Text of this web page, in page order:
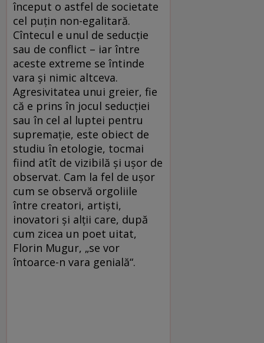
început o astfel de societate
cel puțin non-egalitară.
Cîntecul e unul de seducție
sau de conflict – iar între
aceste extreme se întinde
vara și nimic altceva.
Agresivitatea unui greier, fie
că e prins în jocul seducției
sau în cel al luptei pentru
supremație, este obiect de
studiu în etologie, tocmai
fiind atît de vizibilă și ușor de
observat. Cam la fel de ușor
cum se observă orgoliile
între creatori, artiști,
inovatori și alții care, după
cum zicea un poet uitat,
Florin Mugur, „se vor
întoarce-n vara genială“.